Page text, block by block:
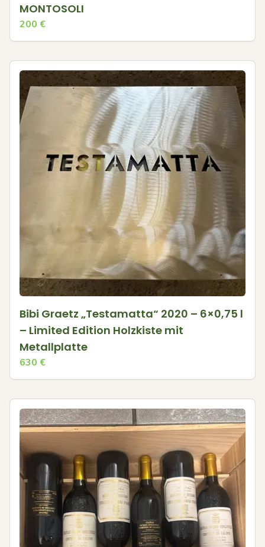
MONTOSOLI
200 €
Bibi Graetz „Testamatta“ 2020 – 6×0,75 l
– Limited Edition Holzkiste mit
Metallplatte
630 €